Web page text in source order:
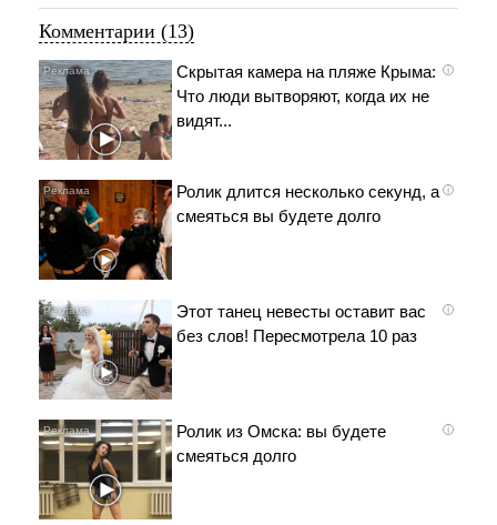
Комментарии (13)
i
Скрытая камера на пляже Крыма:
Что люди вытворяют, когда их не
видят...
i
Ролик длится несколько секунд, а
смеяться вы будете долго
i
Этот танец невесты оставит вас
без слов! Пересмотрела 10 раз
i
Ролик из Омска: вы будете
смеяться долго